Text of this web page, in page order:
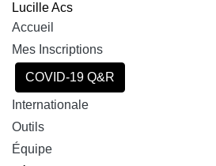
Lucille Acs
Accueil
Mes Inscriptions
COVID-19 Q&R
Internationale
Outils
Équipe